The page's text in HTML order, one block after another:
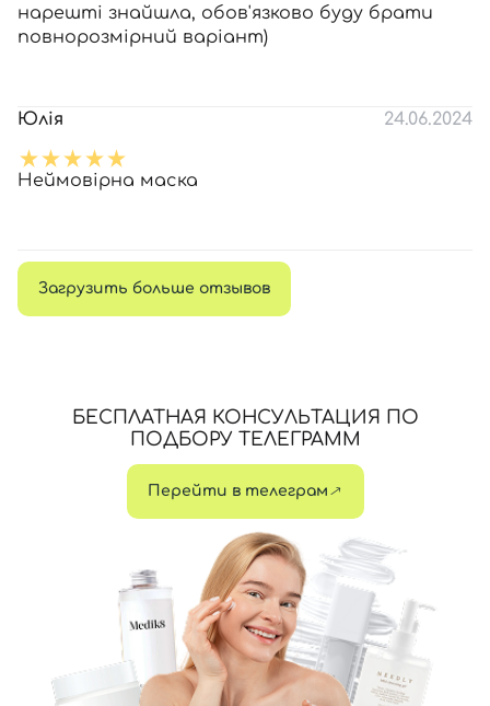
нарешті знайшла, обов'язково буду брати
повнорозмірний варіант)
Юлія 24.06.2024
Неймовірна маска
Загрузить больше отзывов
БЕСПЛАТНАЯ КОНСУЛЬТАЦИЯ ПО
ПОДБОРУ ТЕЛЕГРАММ
Перейти в телеграм